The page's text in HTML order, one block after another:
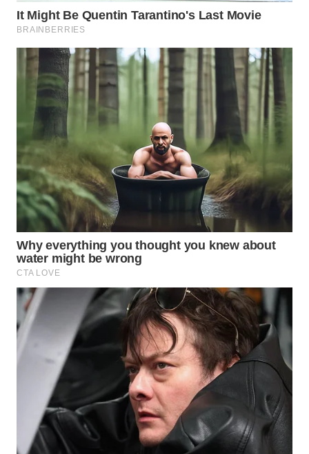
PURWAKARTA
WN
PRIANGAN
TIMUR
WN
SEMARANG
WN
SOLO
WN
BOROBUDUR
WN
MADURA
WN
SURABAYA
WN
NATUNA